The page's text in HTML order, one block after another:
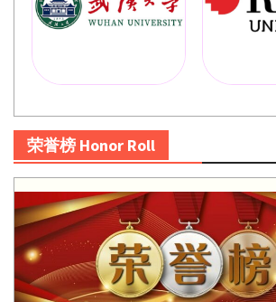
荣誉榜 Honor Roll